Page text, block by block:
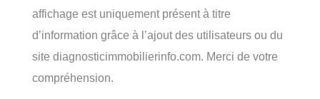
affichage est uniquement présent à titre
d’information grâce à l’ajout des utilisateurs ou du
site diagnosticimmobilierinfo.com. Merci de votre
compréhension.